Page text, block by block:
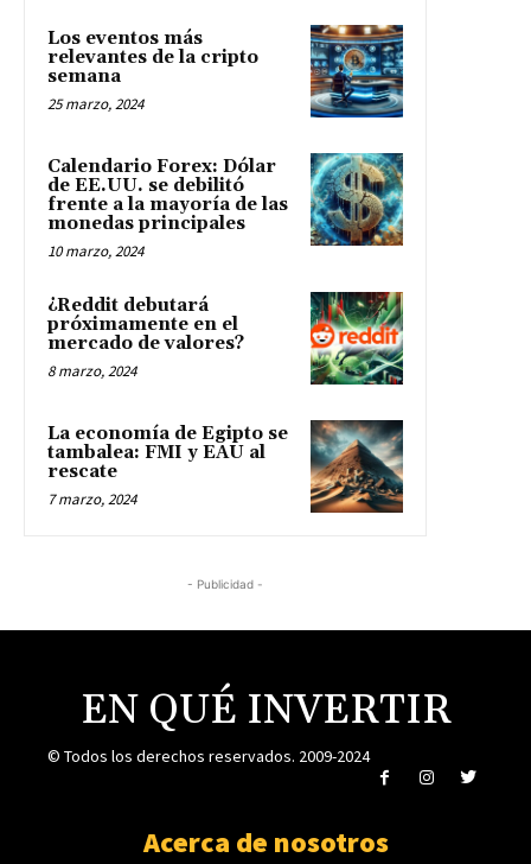
Los eventos más
relevantes de la cripto
semana
25 marzo, 2024
Calendario Forex: Dólar
de EE.UU. se debilitó
frente a la mayoría de las
monedas principales
10 marzo, 2024
¿Reddit debutará
próximamente en el
mercado de valores?
8 marzo, 2024
La economía de Egipto se
tambalea: FMI y EAU al
rescate
7 marzo, 2024
- Publicidad -
EN QUÉ INVERTIR
© Todos los derechos reservados. 2009-2024
Acerca de nosotros